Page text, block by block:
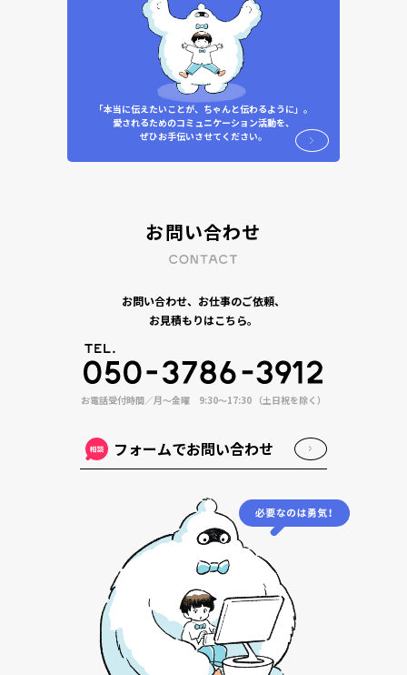
「本当に伝えたいことが、ちゃんと伝わるように」。
愛されるためのコミュニケーション活動を、
ぜひお手伝いさせてください。
お問い合わせ
お問い合わせ、お仕事のご依頼、
お見積もりはこちら。
お電話受付時間／月〜金曜 9:30〜17:30 （土日祝を除く）
フォームでお問い合わせ